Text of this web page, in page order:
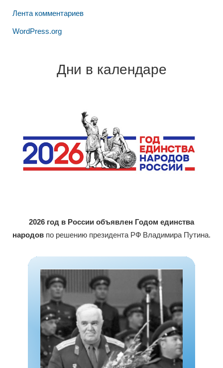
Лента комментариев
WordPress.org
Дни в календаре
2026 год в России объявлен Годом единства
народов по решению президента РФ Владимира Путина.